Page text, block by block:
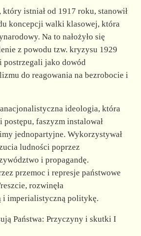
istniał od 1917 roku, stanowił
koncepcji walki klasowej, która
Na to nałożyło się
z powodu tzw. kryzysu 1929
postrzegali jako dowód
do reagowania na bezrobocie i
ideologia, która
postępu, faszyzm instalował
jednopartyjne. Wykorzystywał
ludności poprzez
i propagandę.
przemoc i represje państwowe
rozwinęła
i imperialistyczną politykę.
Państwa: Przyczyny i skutki I